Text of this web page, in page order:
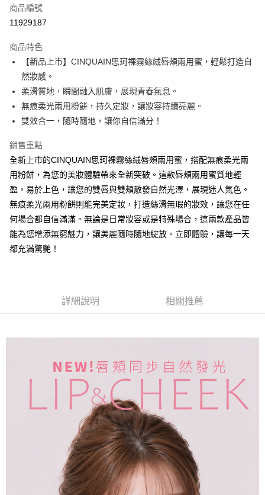
超商取貨付款
Apple Pay
街口支付
悠遊付
ATM付款
全家取貨付款
每筆NT$85，滿NT$499(含以上)免運費
付款後全家取貨
7-11取貨付款
每筆NT$85，滿NT$499(含以上)免運費
每筆NT$85，滿NT$499(含以上)免運費
商品編號
11929187
商品特色
【新品上市】CINQUAIN思珂裸霧絲絨唇頰兩用蜜，輕鬆打造自
然妝感。
柔滑質地，瞬間融入肌膚，展現青春氣息。
無痕柔光兩用粉餅，持久定妝，讓妝容持續亮麗。
雙效合一，隨時隨地，讓你自信滿分！
銷售重點
全新上市的CINQUAIN思珂裸霧絲絨唇頰兩用蜜，搭配無痕柔光兩
用粉餅，為您的美妝體驗帶來全新突破。這款唇頰兩用蜜質地輕
盈，易於上色，讓您的雙唇與雙頰散發自然光澤，展現迷人氣色。
無痕柔光兩用粉餅則能完美定妝，打造絲滑無瑕的妝效，讓您在任
何場合都自信滿滿。無論是日常妝容或是特殊場合，這兩款產品皆
能為您增添無窮魅力，讓美麗隨時隨地綻放。立即體驗，讓每一天
都充滿驚艷！
詳細說明 相關推薦